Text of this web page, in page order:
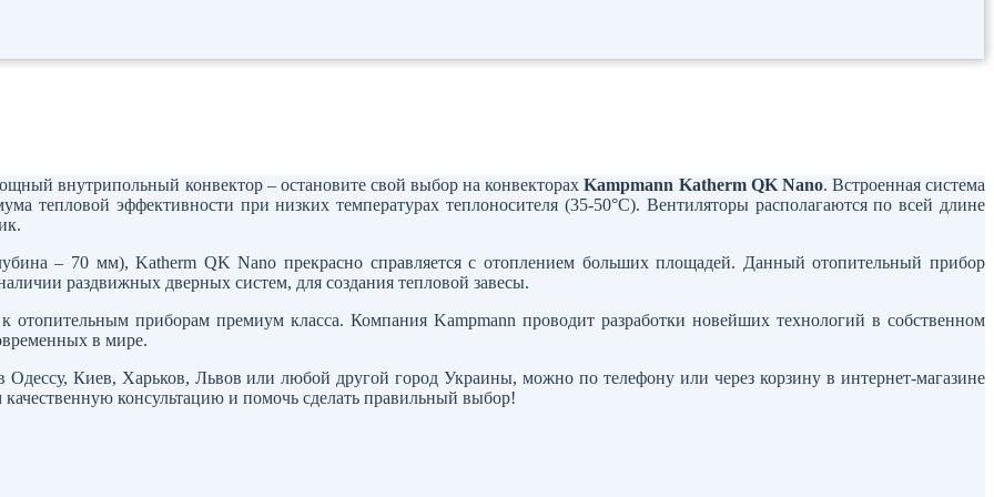
внутрипольный конвектор – остановите свой выбор на конвекторахKampmann Katherm QK Nano. Встроенная система
тепловой эффективности при низких температурах теплоносителя (35-50°С). Вентиляторы располагаются по всей длине
– 70 мм), Katherm QK Nano прекрасно справляется с отоплением больших площадей. Данный отопительный прибор
раздвижных дверных систем, для создания тепловой завесы.
отопительным приборам премиум класса. Компания Kampmann проводит разработки новейших технологий в собственном
в мире.
Киев, Харьков, Львов или любой другой город Украины, можно по телефону или через корзину в интернет-магазине
консультацию и помочь сделать правильный выбор!